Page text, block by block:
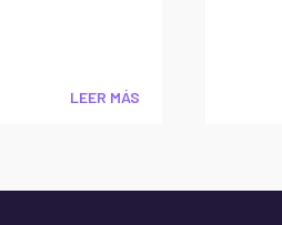
LEER MÁS